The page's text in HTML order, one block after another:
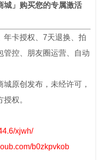
城」购买您的专属激活
年卡授权、7天退换、拍
管控、朋友圈运营、自动
城原创发布，未经许可，
权。
xjwh/
b0zkpvkob